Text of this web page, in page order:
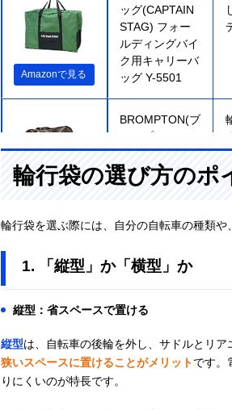
Amazonで見る
ッグ(CAPTAIN
STAG) フォー
ルディングバイ
ク用キャリーバ
ッグ Y-5501
BROMPTON(ブ
ロンプトン) こ
ろが～る ブロ
ンプトン専用輪
行バッグ
ガ) フレックス
Amazonで見る
Mont-bell(モン
ベル) コンパク
輪行袋の選び方のポ
輪行袋を選ぶ際には、自分の自転車の種類や
1. 「縦型」か「横型」か
縦型：省スペースで置ける
縦型は、自転車の後輪を外し、サドルとリア
狭いスペースに置けることがメリットです。
りにくいのが特長です。